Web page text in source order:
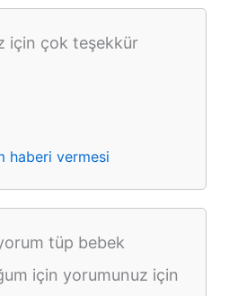
için çok teşekkür
haberi vermesi
tüp bebek
için yorumunuz için